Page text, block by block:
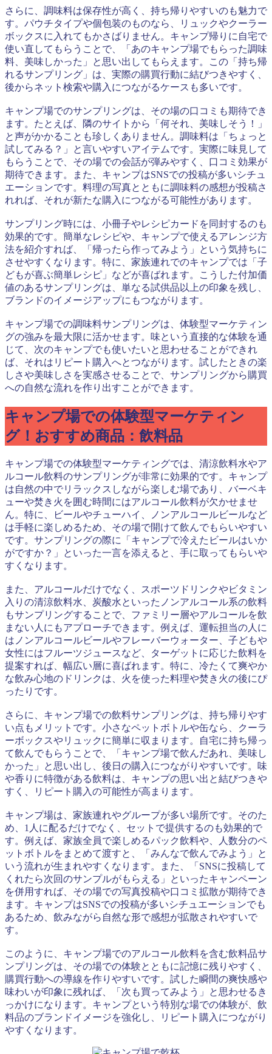
さらに、調味料は保存性が高く、持ち帰りやすいのも魅力で
す。パウチタイプや個包装のものなら、リュックやクーラー
ボックスに入れてもかさばりません。キャンプ帰りに自宅で
使い直してもらうことで、「あのキャンプ場でもらった調味
料、美味しかった」と思い出してもらえます。この「持ち帰
れるサンプリング」は、実際の購買行動に結びつきやすく、
後からネット検索や購入につながるケースも多いです。
キャンプ場でのサンプリングは、その場の口コミも期待でき
ます。たとえば、隣のサイトから「何それ、美味しそう！」
と声がかかることも珍しくありません。調味料は「ちょっと
試してみる？」と言いやすいアイテムです。実際に味見して
もらうことで、その場での会話が弾みやすく、口コミ効果が
期待できます。また、キャンプはSNSでの投稿が多いシチュ
エーションです。料理の写真とともに調味料の感想が投稿さ
れれば、それが新たな購入につながる可能性があります。
サンプリング時には、小冊子やレシピカードを同封するのも
効果的です。簡単なレシピや、キャンプで使えるアレンジ方
法を紹介すれば、「帰ったら作ってみよう」という気持ちに
させやすくなります。特に、家族連れでのキャンプでは「子
どもが喜ぶ簡単レシピ」などが喜ばれます。こうした付加価
値のあるサンプリングは、単なる試供品以上の印象を残し、
ブランドのイメージアップにもつながります。
キャンプ場での調味料サンプリングは、体験型マーケティン
グの強みを最大限に活かせます。味という直接的な体験を通
じて、次のキャンプでも使いたいと思わせることができれ
ば、それはリピート購入へとつながります。試したときの楽
しさや美味しさを実感させることで、サンプリングから購買
への自然な流れを作り出すことができます。
キャンプ場での体験型マーケティン
グ！おすすめ商品：飲料品
キャンプ場での体験型マーケティングでは、清涼飲料水やア
ルコール飲料のサンプリングが非常に効果的です。キャンプ
は自然の中でリラックスしながら楽しむ場であり、バーベキ
ューや焚き火を囲む時間にはアルコール飲料が欠かせませ
ん。特に、ビールやチューハイ、ノンアルコールビールなど
は手軽に楽しめるため、その場で開けて飲んでもらいやすい
です。サンプリングの際に「キャンプで冷えたビールはいか
がですか？」といった一言を添えると、手に取ってもらいや
すくなります。
また、アルコールだけでなく、スポーツドリンクやビタミン
入りの清涼飲料水、炭酸水といったノンアルコール系の飲料
もサンプリングすることで、ファミリー層やアルコールを飲
まない人にもアプローチできます。例えば、運転担当の人に
はノンアルコールビールやフレーバーウォーター、子どもや
女性にはフルーツジュースなど、ターゲットに応じた飲料を
提案すれば、幅広い層に喜ばれます。特に、冷たくて爽やか
な飲み心地のドリンクは、火を使った料理や焚き火の後にぴ
ったりです。
さらに、キャンプ場での飲料サンプリングは、持ち帰りやす
い点もメリットです。小さなペットボトルや缶なら、クーラ
ーボックスやリュックに簡単に収まります。自宅に持ち帰っ
て飲んでもらうことで、「キャンプ場で飲んだあれ、美味し
かった」と思い出し、後日の購入につながりやすいです。味
や香りに特徴がある飲料は、キャンプの思い出と結びつきや
すく、リピート購入の可能性が高まります。
キャンプ場は、家族連れやグループが多い場所です。そのた
め、1人に配るだけでなく、セットで提供するのも効果的で
す。例えば、家族全員で楽しめるパック飲料や、人数分のペ
ットボトルをまとめて渡すと、「みんなで飲んでみよう」と
いう流れが生まれやすくなります。また、「SNSに投稿して
くれたら次回のサンプルがもらえる」といったキャンペーン
を併用すれば、その場での写真投稿や口コミ拡散が期待でき
ます。キャンプはSNSでの投稿が多いシチュエーションでも
あるため、飲みながら自然な形で感想が拡散されやすいで
す。
このように、キャンプ場でのアルコール飲料を含む飲料品サ
ンプリングは、その場での体験とともに記憶に残りやすく、
購買行動への導線を作りやすいです。試した瞬間の爽快感や
味わいが印象に残れば、「次も買ってみよう」と思わせるき
っかけになります。キャンプという特別な場での体験が、飲
料品のブランドイメージを強化し、リピート購入につながり
やすくなります。